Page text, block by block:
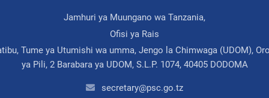
Jamhuri ya Muungano wa Tanzania,
Ofisi ya Rais
Tume ya Utumishi wa umma, Jengo la Chimwaga (UDOM),
ya Pili, 2 Barabara ya UDOM, S.L.P. 1074, 40405 DODOMA
secretary@psc.go.tz